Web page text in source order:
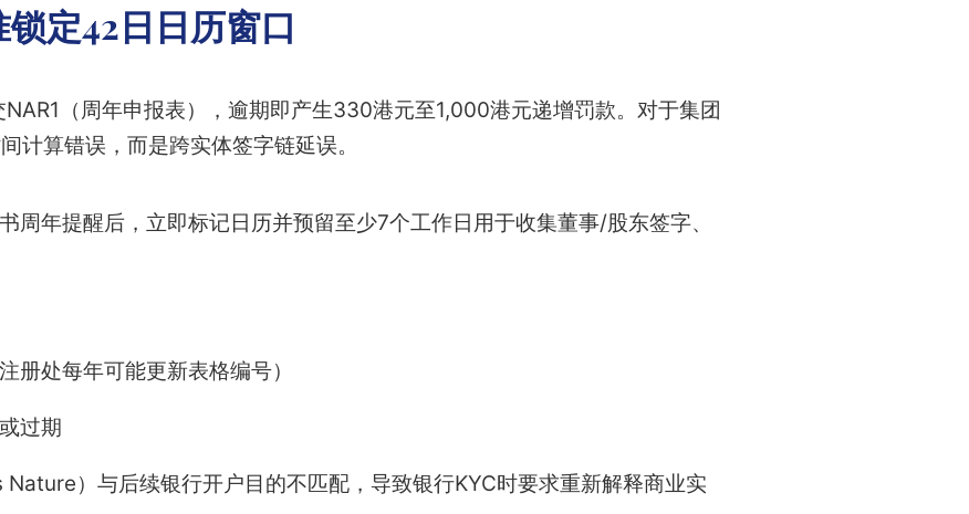
定42日日历窗口
（周年申报表），逾期即产生330港元至1,000港元递增罚款。对于集团
计算错误，而是跨实体签字链延误。
周年提醒后，立即标记日历并预留至少7个工作日用于收集董事/股东签字、
册处每年可能更新表格编号）
过期
）与后续银行开户目的不匹配，导致银行KYC时要求重新解释商业实